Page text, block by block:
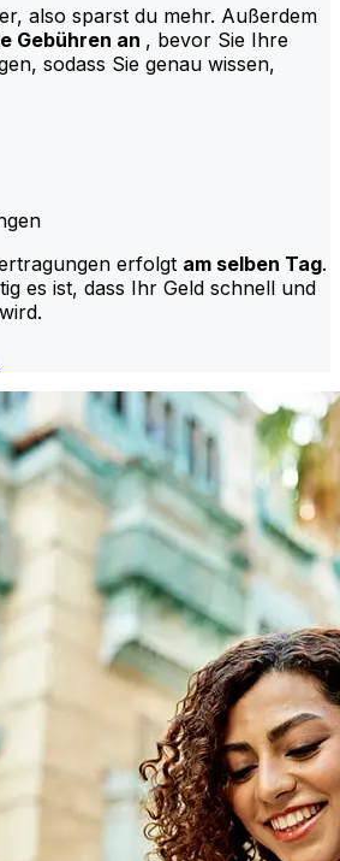
also sparst du mehr. Außerdem
Gebühren an , bevor Sie Ihre
sodass Sie genau wissen,
erfolgt am selben Tag.
es ist, dass Ihr Geld schnell und